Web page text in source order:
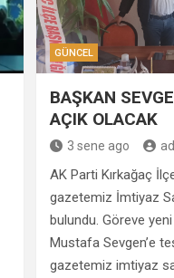
GÜNCEL
BAŞKAN
AÇIK OLACAK
3 sene ago
AK Parti Kırkağaç
gazetemiz İmtiyaz
bulundu. Göreve
Mustafa Sevgen’e
gazetemiz imtiyaz